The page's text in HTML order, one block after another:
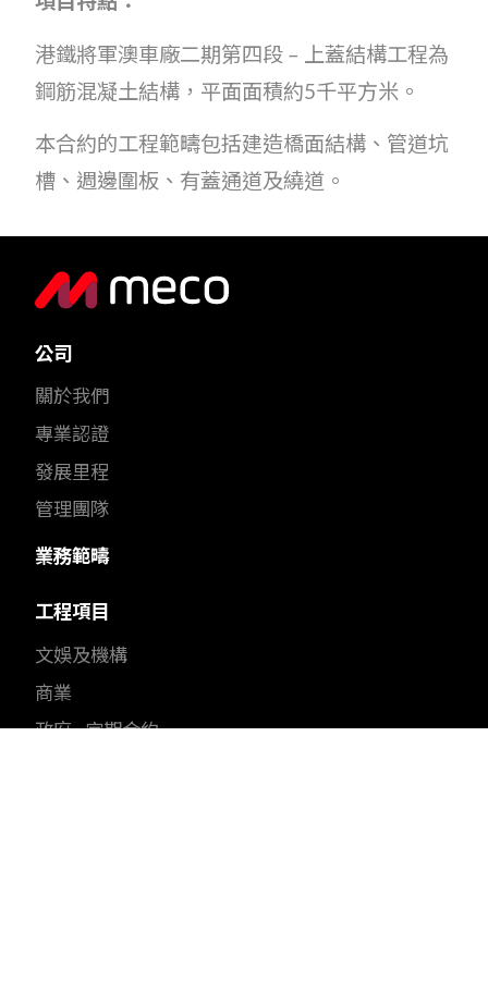
港鐵將軍澳車廠二期第四段 – 上蓋結構工程為
鋼筋混凝土結構，平面面積約5千平方米。
本合約的工程範疇包括建造橋面結構、管道坑
槽、週邊圍板、有蓋通道及繞道。
公司
關於我們
專業認證
發展里程
管理團隊
業務範疇
工程項目
文娛及機構
商業
政府 - 定期合約